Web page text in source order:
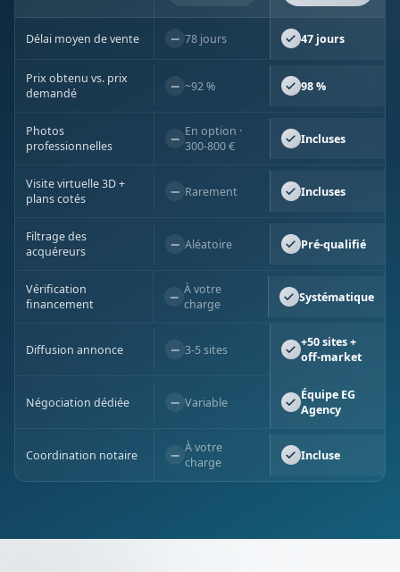
Délai moyen de vente − 78 jours 47 jours
Prix obtenu vs. prix
demandé
− ~92 % 98 %
Photos
professionnelles
− En option ·
300-800 €
Incluses
Visite virtuelle 3D +
plans cotés
− Rarement Incluses
Filtrage des
acquéreurs
− Aléatoire Pré-qualifié
Vérification
financement
− À votre
charge
Systématique
Diffusion annonce − 3-5 sites
+50 sites +
off-market
Négociation dédiée − Variable
Équipe EG
Agency
Coordination notaire − À votre
charge
Incluse